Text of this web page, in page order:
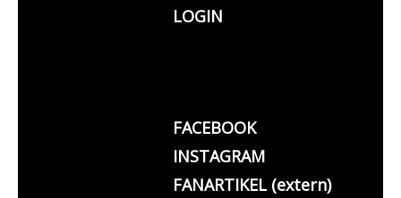
LOGIN
FACEBOOK
INSTAGRAM
FANARTIKEL (extern)